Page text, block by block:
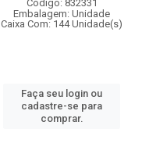
Código: 832331
Embalagem: Unidade
Caixa Com: 144 Unidade(s)
Faça seu login ou
cadastre-se para
comprar.